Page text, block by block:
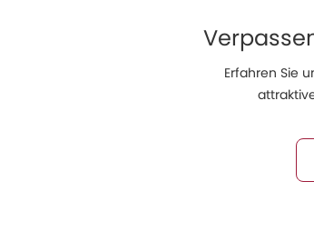
Erfahren Sie